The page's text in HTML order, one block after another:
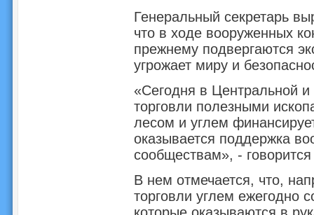
Генеральный секретарь
что в ходе вооруженных
прежнему подвергаются
угрожает миру и
«Сегодня в Центральной и
торговли полезными
лесом и углем
оказывается поддержка
сообществам», -
В нем отмечается, что,
торговли углем ежегодно